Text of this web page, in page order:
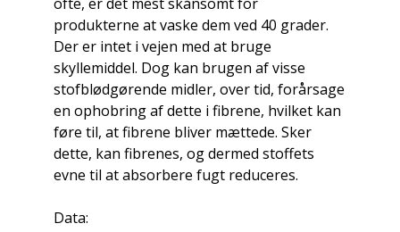
produkterne at vaske dem ved 40 grader.
Der er intet i vejen med at bruge
skyllemiddel. Dog kan brugen af visse
stofblødgørende midler, over tid, forårsage
en ophobring af dette i fibrene, hvilket kan
føre til, at fibrene bliver mættede. Sker
dette, kan fibrenes, og dermed stoffets
evne til at absorbere fugt reduceres.
Data: